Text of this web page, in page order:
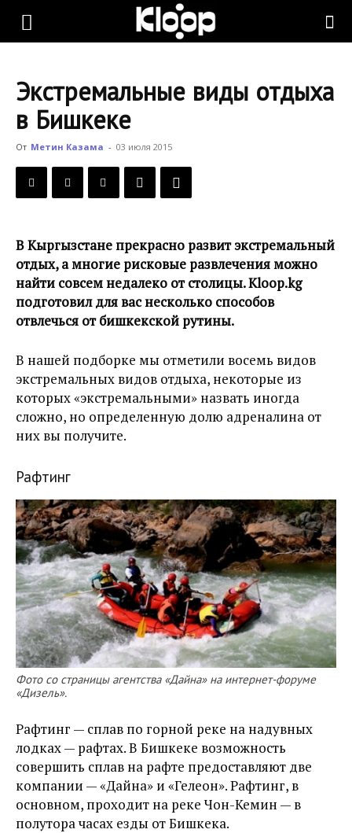
KLOOP.KG
Новости
Экстремальные виды отдыха
в Бишкеке
От Метин Казама - 03 июля 2015
В Кыргызстане прекрасно развит экстремальный
отдых, а многие рисковые развлечения можно
найти совсем недалеко от столицы. Kloop.kg
подготовил для вас несколько способов
отвлечься от бишкекской рутины.
В нашей подборке мы отметили восемь видов
экстремальных видов отдыха, некоторые из
которых «экстремальными» назвать иногда
сложно, но определенную долю адреналина от
них вы получите.
Рафтинг
Фото со страницы агентства «Дайна» на интернет-форуме
«Дизель».
Рафтинг — сплав по горной реке на надувных
лодках — рафтах. В Бишкеке возможность
совершить сплав на рафте предоставляют две
компании — «Дайна» и «Гелеон». Рафтинг, в
основном, проходит на реке Чон-Кемин — в
полутора часах езды от Бишкека.